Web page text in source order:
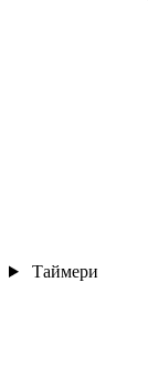
Таймери